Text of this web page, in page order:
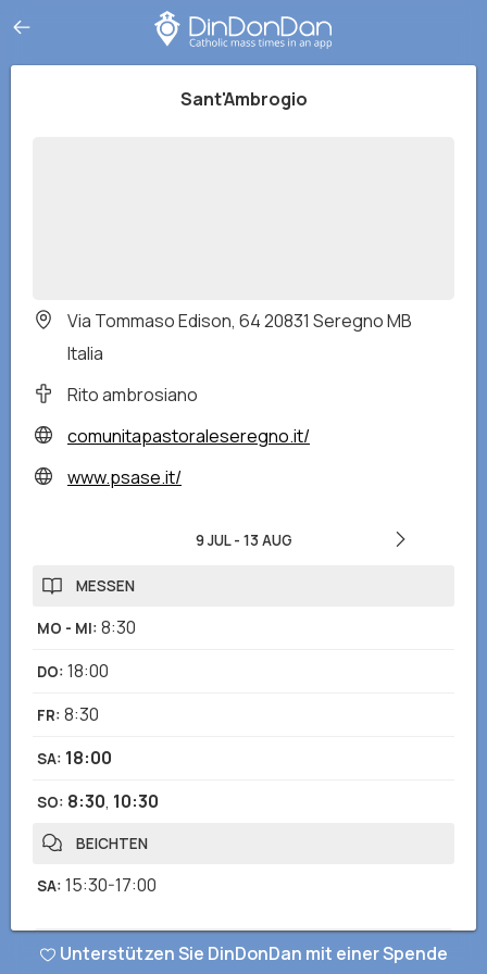
Sant'Ambrogio
Via Tommaso Edison, 64 20831 Seregno MB
Italia
Rito ambrosiano
comunitapastoraleseregno.it/
www.psase.it/
9 JUL- 13 AUG
MESSEN
MO - MI: 8:30
DO: 18:00
FR: 8:30
SA: 18:00
SO: 8:30, 10:30
BEICHTEN
SA: 15:30-17:00
Haben Sie falsche oder fehlende Informationen bemerkt? Senden
Unterstützen Sie DinDonDan mit einer Spende